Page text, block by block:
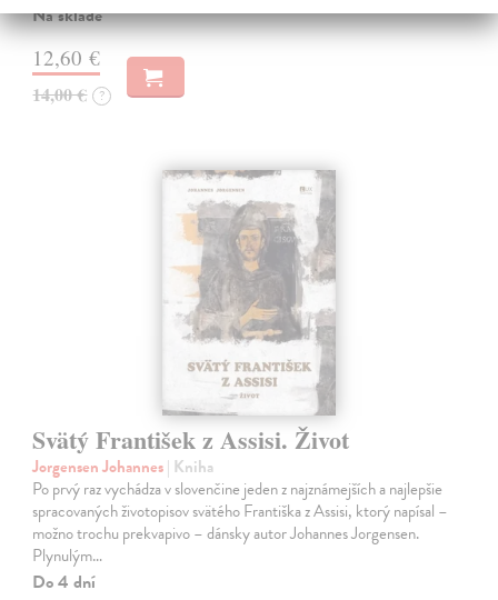
Na sklade
12,60 €
14,00 € ?
Svätý František z Assisi. Život
Jorgensen Johannes| Kniha
Po prvý raz vychádza v slovenčine jeden z najznámejších a najlepšie
spracovaných životopisov svätého Františka z Assisi, ktorý napísal –
možno trochu prekvapivo – dánsky autor Johannes Jorgensen.
Plynulým…
Do 4 dní